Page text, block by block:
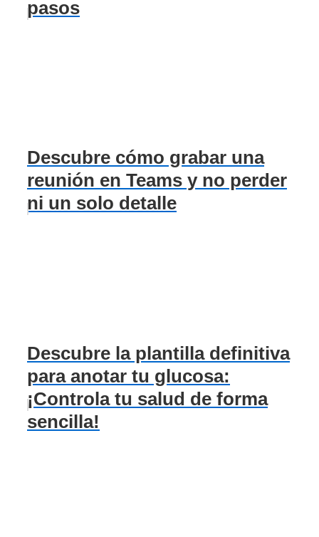
pasos
Descubre cómo grabar una
reunión en Teams y no perder
ni un solo detalle
Descubre la plantilla definitiva
para anotar tu glucosa:
¡Controla tu salud de forma
sencilla!